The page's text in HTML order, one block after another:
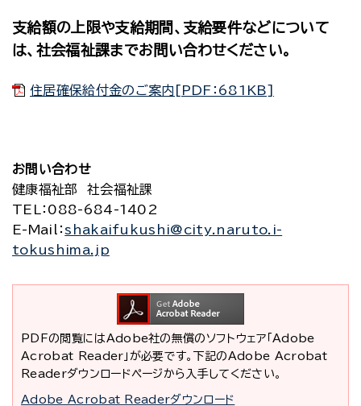
支給額の上限や支給期間、支給要件などについて
は、社会福祉課までお問い合わせください。
住居確保給付金のご案内[PDF：681KB]
お問い合わせ
健康福祉部 社会福祉課
TEL
：088-684-1402
E-Mail
： shakaifukushi@city.naruto.i-
tokushima.jp
PDFの閲覧にはAdobe社の無償のソフトウェア「Adobe
Acrobat Reader」が必要です。下記のAdobe Acrobat
Readerダウンロードページから入手してください。
Adobe Acrobat Readerダウンロード